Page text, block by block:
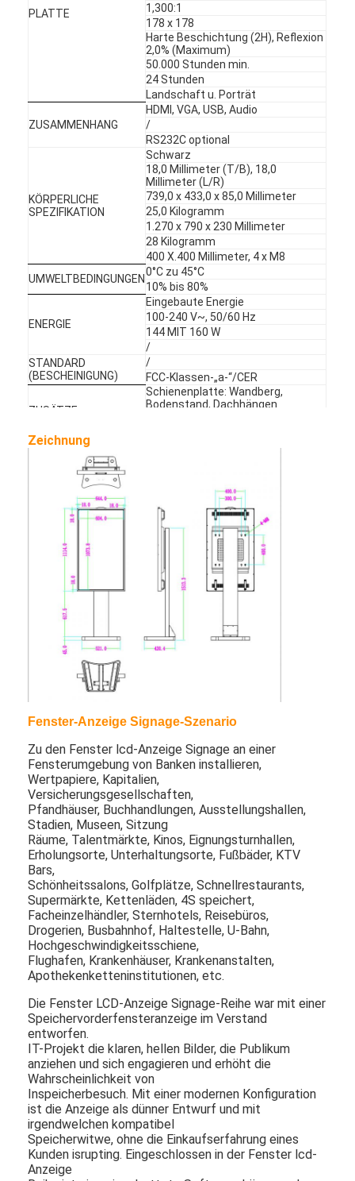
Über uns
Qualitätskontrolle
Treten Sie mit uns in Verbindung
Nachrichten
Fenster LCD-Anzeige
doppelter mit Seiten versehener lcd-Schirm
Lcd-Anzeige im Freien
Antrieb im Freien durch Menü-Bretter
kleine lcd-Platte
Sonnenlicht lesbare LCD-Platte
Hohes Tni LCD
Offener Rahmen LCD-Platte
Optisch gebundener LCD
Offener Rahmen LCD-Monitor
Innen-Digital-Menü-Brett
Innendigitale beschilderung
Wasserdichte digitale Beschilderung
Digital-Plakat im Freien
Ausgedehnte LCD-Platte
PLATTE
1,300:1
178 x 178
Harte Beschichtung (2H), Reflexion
2,0% (Maximum)
50.000 Stunden min.
24 Stunden
Landschaft u. Porträt
ZUSAMMENHANG
HDMI, VGA, USB, Audio
/
RS232C optional
KÖRPERLICHE
SPEZIFIKATION
Schwarz
18,0 Millimeter (T/B), 18,0
Millimeter (L/R)
739,0 x 433,0 x 85,0 Millimeter
25,0 Kilogramm
1.270 x 790 x 230 Millimeter
28 Kilogramm
400 X.400 Millimeter, 4 x M8
UMWELTBEDINGUNGEN
0°C zu 45°C
10% bis 80%
ENERGIE
Eingebaute Energie
100-240 V~, 50/60 Hz
144 MIT 160 W
/
STANDARD
(BESCHEINIGUNG)
/
FCC-Klassen-„a-“/CER
ZUSÄTZE
Schienenplatte: Wandberg,
Bodenstand, Dachhängen
Zeichnung
Fenster-Anzeige Signage-Szenario
Zu den Fenster lcd-Anzeige Signage an einer
Fensterumgebung von Banken installieren,
Wertpapiere, Kapitalien,
Versicherungsgesellschaften,
Pfandhäuser, Buchhandlungen, Ausstellungshallen,
Stadien, Museen, Sitzung
Räume, Talentmärkte, Kinos, Eignungsturnhallen,
Erholungsorte, Unterhaltungsorte, Fußbäder, KTV
Bars,
Schönheitssalons, Golfplätze, Schnellrestaurants,
Supermärkte, Kettenläden, 4S speichert,
Facheinzelhändler, Sternhotels, Reisebüros,
Drogerien, Busbahnhof, Haltestelle, U-Bahn,
Hochgeschwindigkeitsschiene,
Flughafen, Krankenhäuser, Krankenanstalten,
Apothekenketteninstitutionen, etc.
Die Fenster LCD-Anzeige Signage-Reihe war mit einer
Speichervorderfensteranzeige im Verstand
entworfen.
IT-Projekt die klaren, hellen Bilder, die Publikum
anziehen und sich engagieren und erhöht die
Wahrscheinlichkeit von
Inspeicherbesuch. Mit einer modernen Konfiguration
ist die Anzeige als dünner Entwurf und mit
irgendwelchen kompatibel
Speicherwitwe, ohne die Einkaufserfahrung eines
Kunden isrupting. Eingeschlossen in der Fenster lcd-
Anzeige